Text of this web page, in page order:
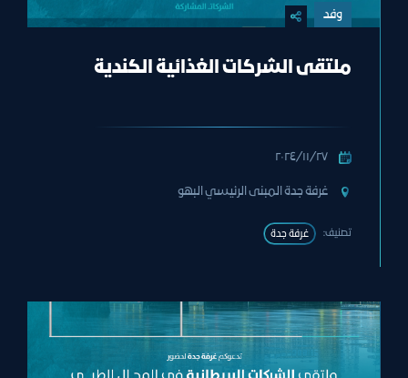
وفد
ملتقى الشركات الغذائية الكندية
٢٧‏/١١‏/٢٠٢٤
غرفة جدة المبنى الرئيسي البهو
تصنيف: غرفة جدة